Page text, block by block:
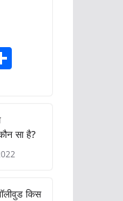
e
सा है?
किस